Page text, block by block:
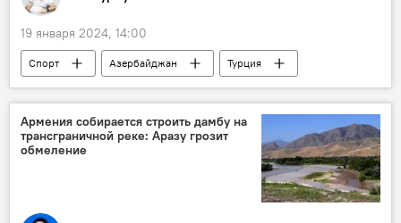
19 января 2024, 14:00
Спорт Азербайджан
Турция
Россия
Футбол
Рамиль Шейдаев
Трансфер
Армения собирается строить дамбу на
трансграничной реке: Аразу грозит
обмеление